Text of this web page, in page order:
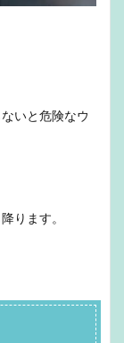
いと危険なウ
ります。